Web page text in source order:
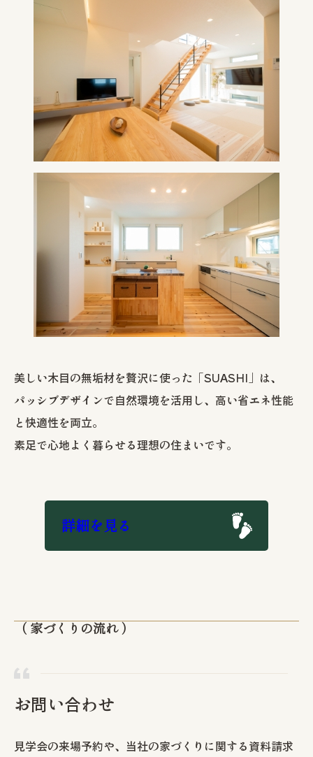
美しい木目の無垢材を贅沢に使った「SUASHI」は、
パッシブデザインで自然環境を活用し、高い省エネ性能
と快適性を両立。
素足で心地よく暮らせる理想の住まいです。
詳細を見る
（ 家づくりの流れ ）
お問い合わせ
見学会の来場予約や、当社の家づくりに関する資料請求